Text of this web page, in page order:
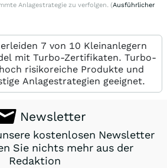
Anlagestrategie zu verfolgen. (Ausführlicher
7 von 10 Kleinanlegern
mit Turbo-Zertifikaten. Turbo-
risikoreiche Produkte und
Anlagestrategien geeignet.
Newsletter
kostenlosen Newsletter
Sie nichts mehr aus der
Redaktion